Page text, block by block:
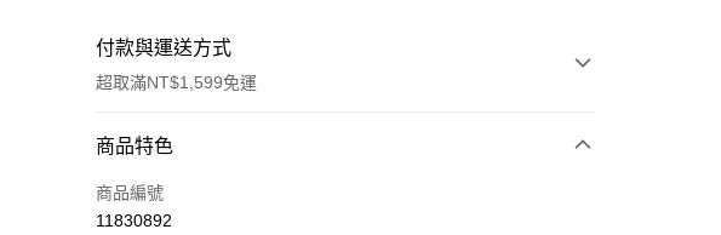
付款與運送方式
超取滿NT$1,599免運
付款方式
信用卡一次付款
商品特色
商品編號
11830892